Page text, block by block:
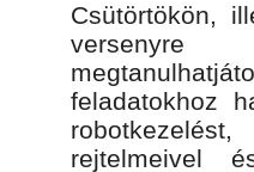
Csütörtökön,
versenyre
feladatokhoz
rejtelmeivel